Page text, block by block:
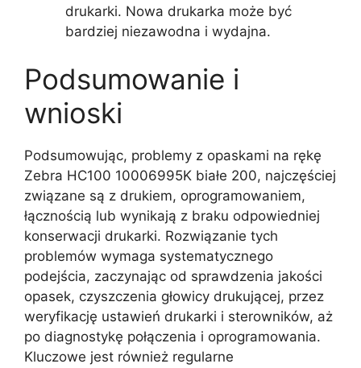
drukarki. Nowa drukarka może być
bardziej niezawodna i wydajna.
Podsumowanie i
wnioski
Podsumowując, problemy z opaskami na rękę
Zebra HC100 10006995K białe 200, najczęściej
związane są z drukiem, oprogramowaniem,
łącznością lub wynikają z braku odpowiedniej
konserwacji drukarki. Rozwiązanie tych
problemów wymaga systematycznego
podejścia, zaczynając od sprawdzenia jakości
opasek, czyszczenia głowicy drukującej, przez
weryfikację ustawień drukarki i sterowników, aż
po diagnostykę połączenia i oprogramowania.
Kluczowe jest również regularne